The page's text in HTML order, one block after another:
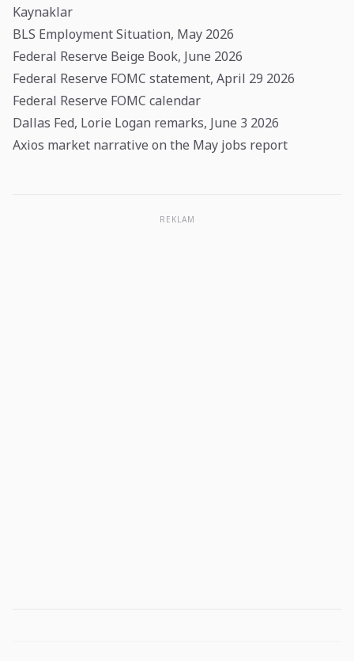
Kaynaklar
BLS Employment Situation, May 2026
Federal Reserve Beige Book, June 2026
Federal Reserve FOMC statement, April 29 2026
Federal Reserve FOMC calendar
Dallas Fed, Lorie Logan remarks, June 3 2026
Axios market narrative on the May jobs report
REKLAM